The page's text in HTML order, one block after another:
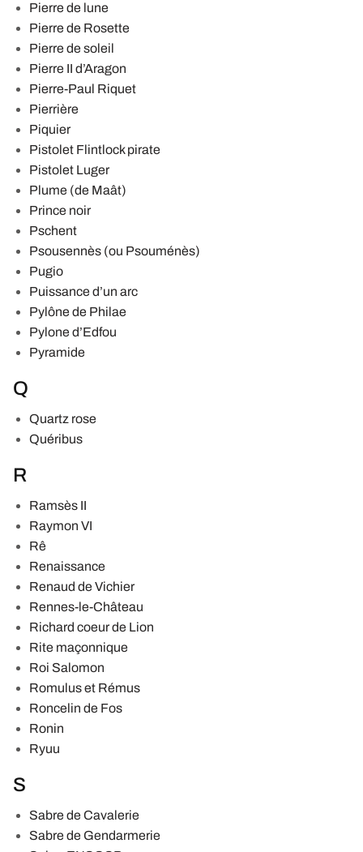
Pierre de lune
Pierre de Rosette
Pierre de soleil
Pierre II d’Aragon
Pierre-Paul Riquet
Pierrière
Piquier
Pistolet Flintlock pirate
Pistolet Luger
Plume (de Maât)
Prince noir
Pschent
Psousennès (ou Psouménès)
Pugio
Puissance d’un arc
Pylône de Philae
Pylone d’Edfou
Pyramide
Q
Quartz rose
Quéribus
R
Ramsès II
Raymon VI
Rê
Renaissance
Renaud de Vichier
Rennes-le-Château
Richard coeur de Lion
Rite maçonnique
Roi Salomon
Romulus et Rémus
Roncelin de Fos
Ronin
Ryuu
S
Sabre de Cavalerie
Sabre de Gendarmerie